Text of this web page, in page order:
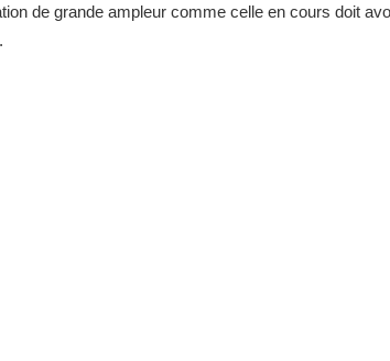
de grande ampleur comme celle en cours doit